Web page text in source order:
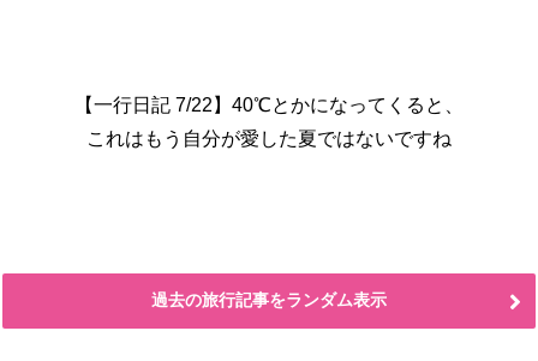
【一行日記 7/22】40℃とかになってくると、
これはもう自分が愛した夏ではないですね
過去の旅行記事をランダム表示